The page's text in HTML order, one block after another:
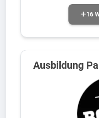
16
Ausbildung